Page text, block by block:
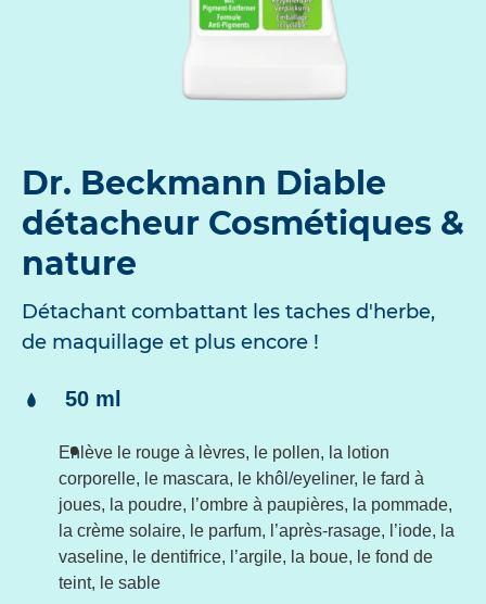
Dr. Beckmann Diable
détacheur Cosmétiques &
nature
Détachant combattant les taches d'herbe,
de maquillage et plus encore !
Contenu:
50 ml
Enlève le rouge à lèvres, le pollen, la lotion
corporelle, le mascara, le khôl/eyeliner, le fard à
joues, la poudre, l’ombre à paupières, la pommade,
la crème solaire, le parfum, l’après-rasage, l’iode, la
vaseline, le dentifrice, l’argile, la boue, le fond de
teint, le sable